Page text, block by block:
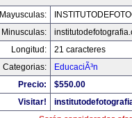
Mayusculas:
Minusculas:
Longitud:
21 caracteres
Categorias:
EducaciÃ³n
Precio:
$550.00
Visitar!